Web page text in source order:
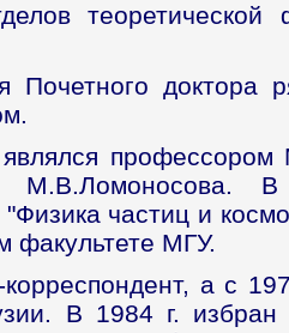
Почетного доктора
профессором
М.В.Ломоносова.
частиц и
факультете МГУ.
а с
В 1984 г.